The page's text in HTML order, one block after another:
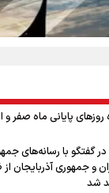
ایران از کنار مردم
که بغض چهارماهه را
رفتند»
طلایی برای
پایانی ماه صفر و
گفتگو با رسانه‌های
و جمهوری آذربایجان
شد